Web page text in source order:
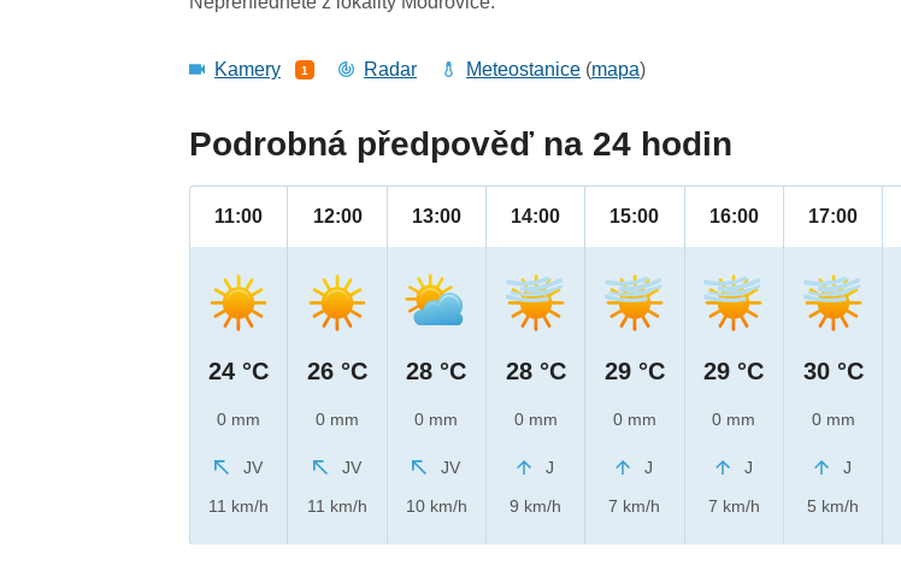
Kamery 1 Radar Meteostanice (mapa)
Podrobná předpověď na 24 hodin
11:00
24 °C
0 mm
JV
11 km/h
12:00
26 °C
0 mm
JV
11 km/h
13:00
28 °C
0 mm
JV
10 km/h
14:00
28 °C
0 mm
J
9 km/h
15:00
29 °C
0 mm
J
7 km/h
16:00
29 °C
0 mm
J
7 km/h
17:00
30 °C
0 mm
J
5 km/h